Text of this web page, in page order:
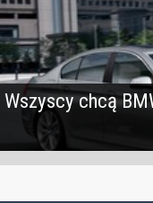
Wszyscy chcą